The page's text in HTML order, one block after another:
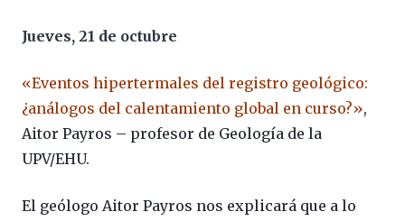
Jueves, 21 de octubre
«Eventos hipertermales del registro geológico:
¿análogos del calentamiento global en curso?»,
Aitor Payros – profesor de Geología de la
UPV/EHU.
El geólogo Aitor Payros nos explicará que a lo